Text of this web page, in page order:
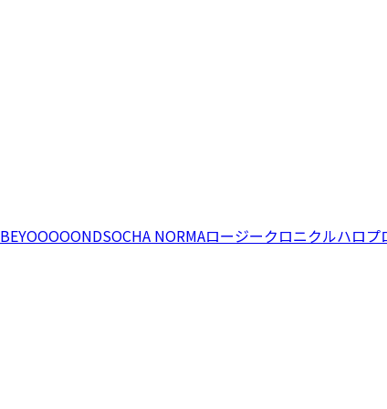
BEYOOOOONDSOCHA NORMAロージークロニクルハロプ